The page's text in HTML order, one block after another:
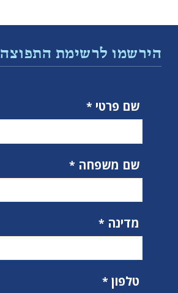
הירשמו לרשימת התפוצה
שם פרטי
שם משפחה
מדינה
טלפון